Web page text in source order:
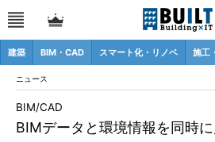
建築 BIM・CAD スマート化・リノベ 施工
ニュース
BIMデータと環境情報を同時
BIM/CAD